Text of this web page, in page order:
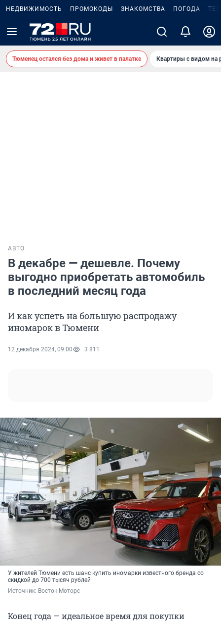
НЕДВИЖИМОСТЬ ПРОМОКОДЫ ЗНАКОМСТВА ПОГОДА
Тюменец остался без дома и живет в палатке Квартиры с видом на
АВТО
В декабре — дешевле. Почему
выгодно приобретать автомобиль
в последний месяц года
И как успеть на большую распродажу
иномарок в Тюмени
12 декабря 2024, 09:00 3 811
У жителей Тюмени есть шанс купить иномарки известного бренда со
скидкой до 700 тысяч рублей
Источник: Восток Моторс
Конец года — идеальное время для покупки